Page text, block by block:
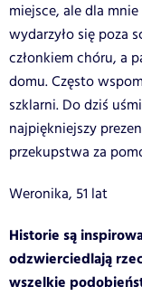
miejsce, ale dla
wydarzyło się poza
członkiem chóru, a
domu. Często
szklarni. Do dziś
najpiękniejszy
przekupstwa za
Weronika, 51 lat
Historie są
odzwierciedlają
wszelkie